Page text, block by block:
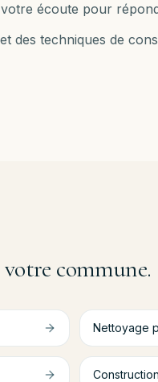
écoute pour
des techniques de
commune.
Nettoyage